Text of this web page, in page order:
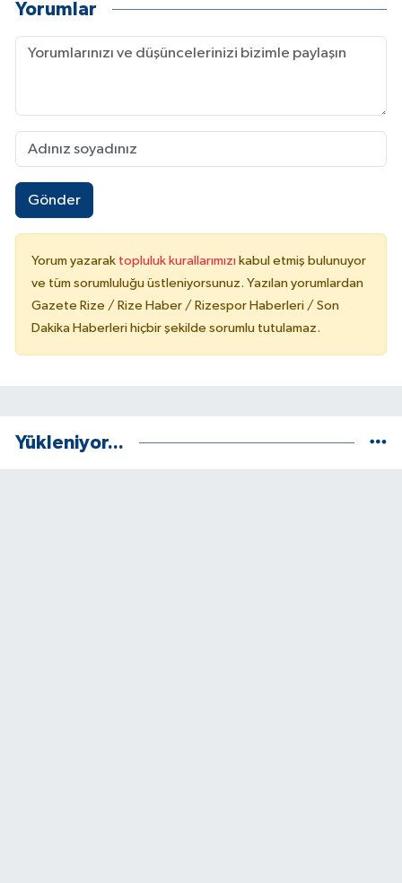
Yorumlar
Gönder
Yorum yazarak topluluk kurallarımızı kabul etmiş bulunuyor
ve tüm sorumluluğu üstleniyorsunuz. Yazılan yorumlardan
Gazete Rize / Rize Haber / Rizespor Haberleri / Son
Dakika Haberleri hiçbir şekilde sorumlu tutulamaz.
Yükleniyor...